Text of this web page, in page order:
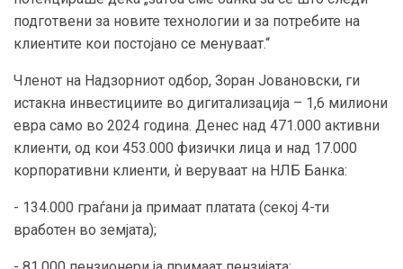
подготвени за новите технологии и за потребите на
клиентите кои постојано се менуваат.“
Членот на Надзорниот одбор, Зоран Јовановски, ги
истакна инвестициите во дигитализација – 1,6 милиони
евра само во 2024 година. Денес над 471.000 активни
клиенти, од кои 453.000 физички лица и над 17.000
корпоративни клиенти, ѝ веруваат на НЛБ Банка:
- 134.000 граѓани ја примаат платата (секој 4-ти
вработен во земјата);